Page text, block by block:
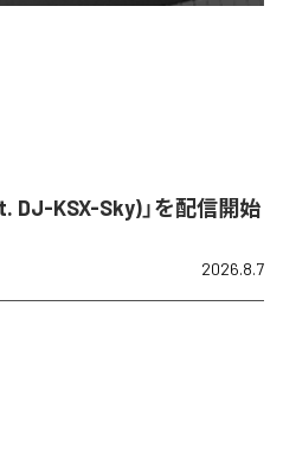
DJ-KSX-Sky)」を配信開始
2026.8.7